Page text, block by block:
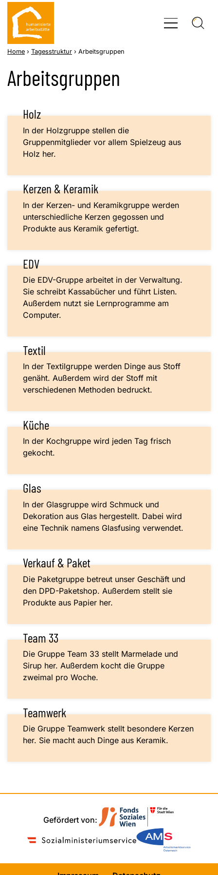
Skip
to
content
Home › Tagesstruktur › Arbeitsgruppen
Arbeitsgruppen
Holz
In der Holzgruppe stellen die
Gruppenmitglieder vor allem Spielzeug aus
Holz her.
Kerzen & Keramik
In der Kerzen- und Keramikgruppe werden
unterschiedliche Kerzen gegossen und
Produkte aus Keramik gefertigt.
EDV
Die EDV-Gruppe arbeitet in der Verwaltung.
Sie schreibt Kassabücher und führt Listen.
Außerdem nutzt sie Lernprogramme am
Computer.
Textil
In der Textilgruppe werden Dinge aus Stoff
genäht. Außerdem wird der Stoff mit
verschiedenen Methoden bedruckt.
Küche
In der Kochgruppe wird jeden Tag frisch
gekocht.
Glas
In der Glasgruppe wird Schmuck und
Dekoration aus Glas hergestellt. Dabei wird
eine Technik namens Glasfusing verwendet.
Verkauf & Paket
Die Paketgruppe betreut unser Geschäft und
den DPD-Paketshop. Außerdem stellt sie
Produkte aus Papier her.
Team 33
Die Gruppe Team 33 stellt Marmelade und
Sirup her. Außerdem kocht die Gruppe
zweimal pro Woche.
Teamwerk
Die Gruppe Teamwerk stellt besondere Kerzen
her. Sie macht auch Dinge aus Keramik.
Gefördert von: